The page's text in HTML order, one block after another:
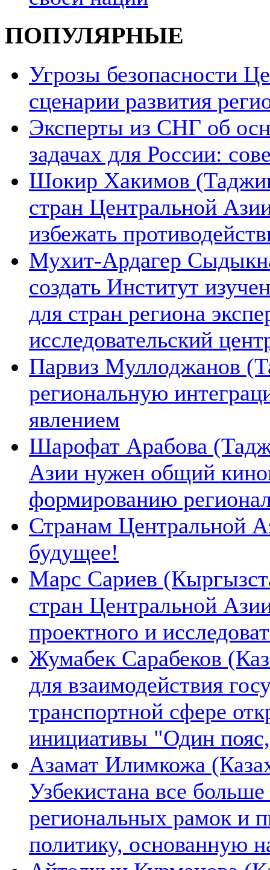
ПОПУЛЯРНЫЕ
Угрозы безопасности
сценарии развития
Эксперты из СНГ об
задачах для России:
Шокир Хакимов
стран Центральной
избежать
Мухит-Ардагер
создать Институт
для стран региона
исследовательский
Парвиз Муллоджанов
региональную
явлением
Шарофат Арабова
Азии нужен общий
формированию
Странам Центральной
будущее!
Марс Сариев
стран Центральной
проектного и
Жумабек Сарабеков
для взаимодействия
транспортной сфере
инициативы "Один
Азамат Илимкожа
Узбекистана все
региональных рамок и
политику, основанную